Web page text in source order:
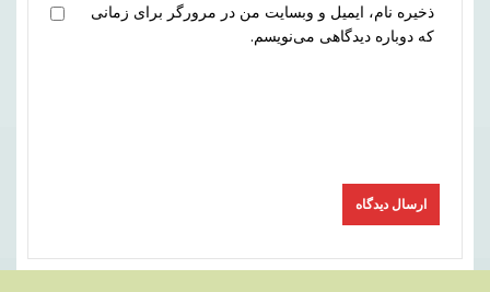
ذخیره نام، ایمیل و وبسایت من در مرورگر برای زمانی
که دوباره دیدگاهی می‌نویسم.